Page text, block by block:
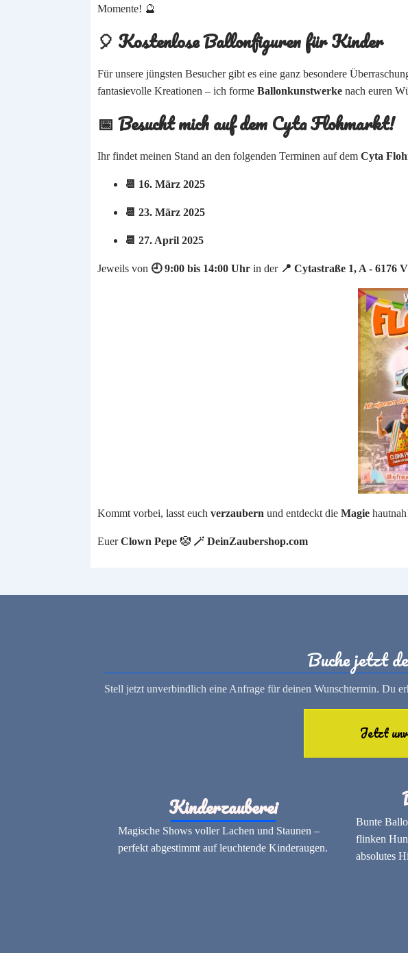
Momente! 🔮
🎈 Kostenlose Ballonfiguren für Kinder
Für unsere jüngsten Besucher gibt es eine ganz besondere
fantasievolle Kreationen – ich forme Ballonkunstwerke nach euren
📅 Besucht mich auf dem Cyta Flohmarkt!
Ihr findet meinen Stand an den folgenden Terminen auf dem Cyta
📆 16. März 2025
📆 23. März 2025
📆 27. April 2025
Jeweils von 🕘 9:00 bis 14:00 Uhr in der 📍 Cytastraße 1, A - 6176
Kommt vorbei, lasst euch verzaubern und entdeckt die Magie
EuerClown Pepe 🤡 🪄 DeinZaubershop.com
Buche jetzt
Stell jetzt unverbindlich eine Anfrage für deinen Wunschtermin. Du
Jetzt
Kinderzauberei
Magische Shows voller Lachen und Staunen –
perfekt abgestimmt auf leuchtende Kinderaugen.
Bunte
flinken
absolutes